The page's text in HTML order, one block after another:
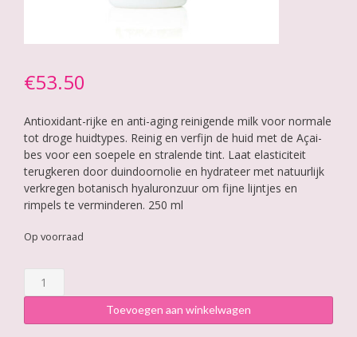
€53.50
Antioxidant-rijke en anti-aging reinigende milk voor normale
tot droge huidtypes. Reinig en verfijn de huid met de Açai-
bes voor een soepele en stralende tint. Laat elasticiteit
terugkeren door duindoornolie en hydrateer met natuurlijk
verkregen botanisch hyaluronzuur om fijne lijntjes en
rimpels te verminderen. 250 ml
Op voorraad
Éminence
Firm
Acai
Toevoegen aan winkelwagen